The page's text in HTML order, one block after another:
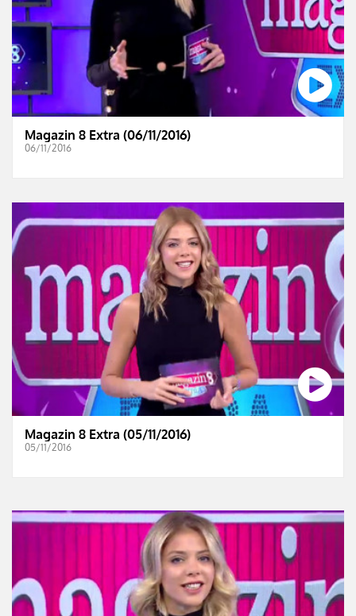
Magazin 8 Extra (06/11/2016)
06/11/2016
Magazin 8 Extra (05/11/2016)
05/11/2016